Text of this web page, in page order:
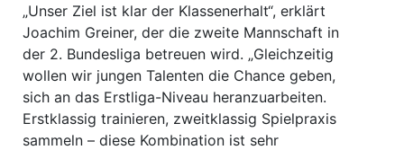
„Unser Ziel ist klar der Klassenerhalt“, erklärt
Joachim Greiner, der die zweite Mannschaft in
der 2. Bundesliga betreuen wird. „Gleichzeitig
wollen wir jungen Talenten die Chance geben,
sich an das Erstliga-Niveau heranzuarbeiten.
Erstklassig trainieren, zweitklassig Spielpraxis
sammeln – diese Kombination ist sehr